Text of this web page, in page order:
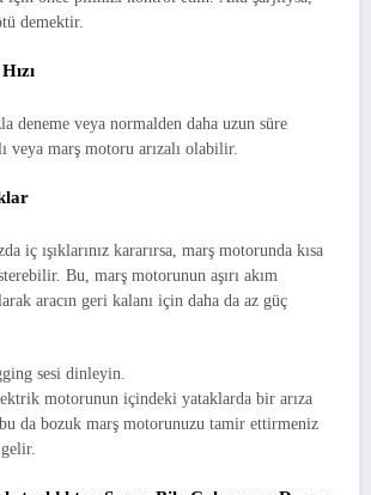
demektir.
deneme veya normalden daha uzun süre
veya marş motoru arızalı olabilir.
iç ışıklarınız kararırsa, marş motorunda kısa
Bu, marş motorunun aşırı akım
aracın geri kalanı için daha da az güç
sesi dinleyin.
motorunun içindeki yataklarda bir arıza
da bozuk marş motorunuzu tamir ettirmeniz